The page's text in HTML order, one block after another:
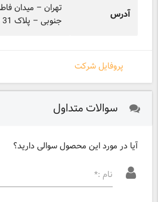
آدرس
تهران – میدان
جنوبی – پلاک 31 – واحد 11
پروفایل شرکت
سوالات متداول
آیا در مورد این محصول سوالی دارید؟
نام :*